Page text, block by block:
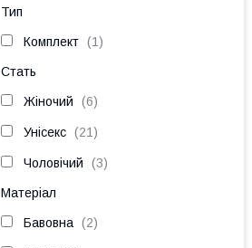
Тип
Комплект 1
Стать
Жіночий 6
Унісекс 21
Чоловічий 3
Матеріал
Бавовна 2